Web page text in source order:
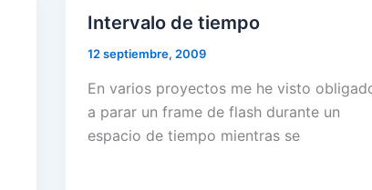
Intervalo de tiempo
12 septiembre, 2009
En varios proyectos me he visto
a parar un frame de flash durante un
espacio de tiempo mientras se